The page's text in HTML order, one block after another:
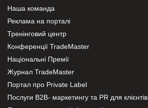
Наша команда
Реклама на порталі
Тренінговий центр
Конференції TradeMaster
Національні Премії
Журнал TradeMaster
Портал про Private Label
Послуги В2В- маркетингу та PR для клієнтів